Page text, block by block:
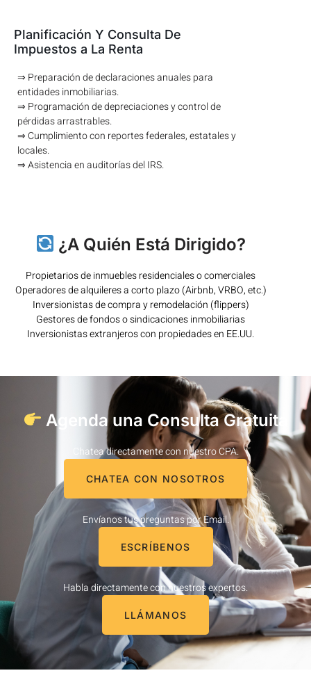
Planificación Y Consulta De
Impuestos a La Renta
⇒ Preparación de declaraciones anuales para
entidades inmobiliarias.
⇒ Programación de depreciaciones y control de
pérdidas arrastrables.
⇒ Cumplimiento con reportes federales, estatales y
locales.
⇒ Asistencia en auditorías del IRS.
¿A Quién Está Dirigido?
Propietarios de inmuebles residenciales o comerciales
Operadores de alquileres a corto plazo (Airbnb, VRBO, etc.)
Inversionistas de compra y remodelación (flippers)
Gestores de fondos o sindicaciones inmobiliarias
Inversionistas extranjeros con propiedades en EE.UU.
Agenda una Consulta Gratuita
Chatea directamente con nuestro CPA.
CHATEA CON NOSOTROS
Envíanos tus preguntas por Email.
ESCRÍBENOS
Habla directamente con nuestros expertos.
LLÁMANOS